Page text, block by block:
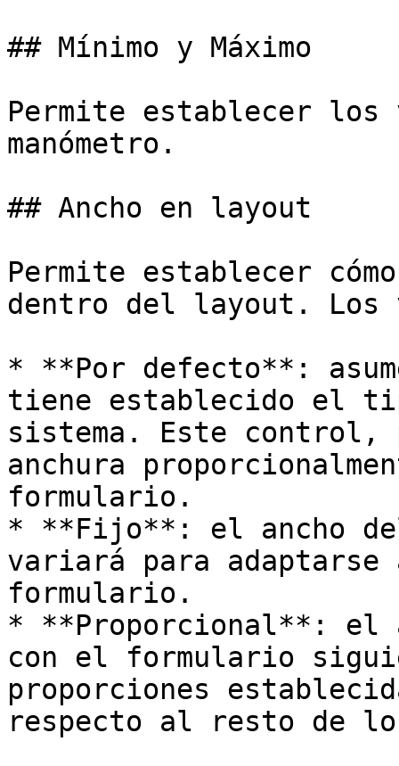
## Mínimo y Máximo
Permite establecer los
manómetro.
## Ancho en layout
Permite establecer
dentro del layout. Los
* **Por defecto**:
tiene establecido el
sistema. Este control,
anchura
formulario.
* **Fijo**: el ancho
variará para
formulario.
* **Proporcional**: el
con el formulario
proporciones
respecto al resto de